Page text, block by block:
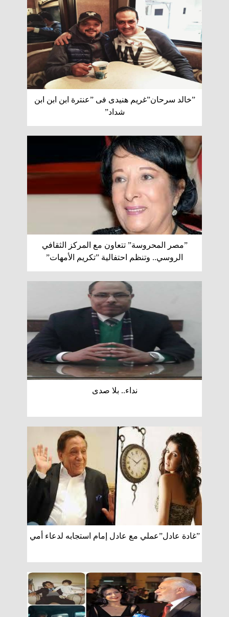
”خالد سرحان”غريم هنيدى فى ”عنترة ابن ابن ابن
شداد”
”مصر المحروسة” تتعاون مع المركز الثقافي
الروسي.. وتنظم احتفالية ”تكريم الأمهات”
نداء.. بلا صدى
”غادة عادل”عملي مع عادل إمام استجابه لدعاء أمي